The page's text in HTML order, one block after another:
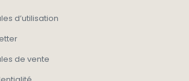
d’utilisation
de vente